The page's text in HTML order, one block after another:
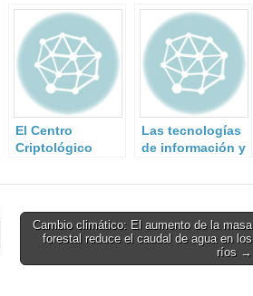
El Centro
Criptológico
participa en el
la
Ciberseguridad
Las tecnologías
de información y
de los riesgos de
Cambio climático: El aumento de la masa
forestal reduce el caudal de agua en los
ríos →